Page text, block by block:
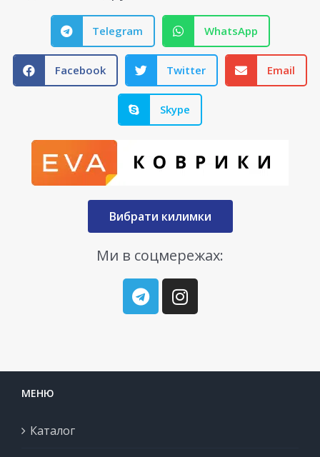
Telegram WhatsApp
Facebook Twitter Email
Skype
Вибрати килимки
Ми в соцмережах:
МЕНЮ
Каталог